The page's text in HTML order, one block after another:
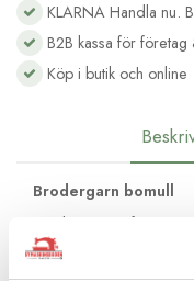
KLARNA Handla nu.
B2B kassa för företag
Köp i butik och online
Brodergarn bomull
Moulinégarnet från
frihandsbroderi som till
trådar av bomull med